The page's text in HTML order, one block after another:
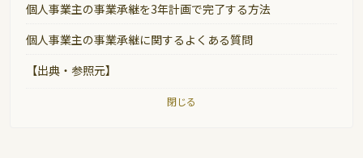
個人事業主の事業承継を3年計画で完了する方法
個人事業主の事業承継に関するよくある質問
【出典・参照元】
閉じる